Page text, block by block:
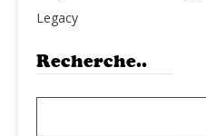
Legacy
Recherche..